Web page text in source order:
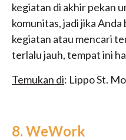
kegiatan di akhir pekan
komunitas, jadi jika
kegiatan atau mencari
terlalu jauh, tempat ini
Temukan di: Lippo St.
8. WeWork